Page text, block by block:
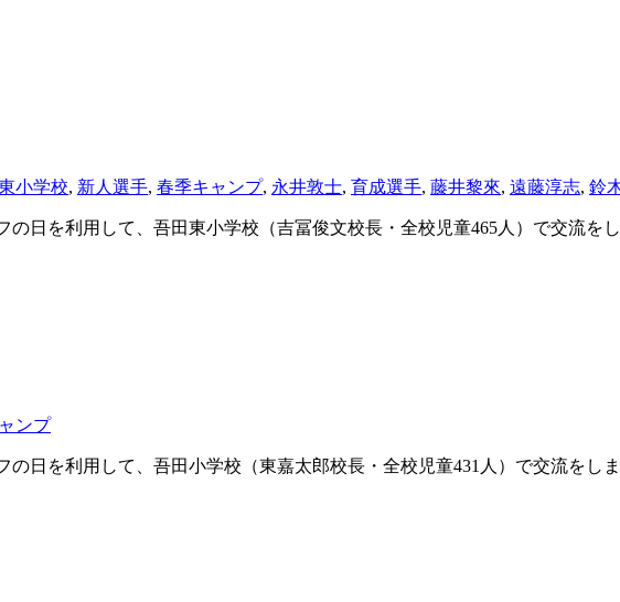
小学校, 新人選手, 春季キャンプ, 永井敦士, 育成選手, 藤井黎來, 遠藤淳志, 鈴
日を利用して、吾田東小学校（吉冨俊文校長・全校児童465人）で交流
ンプ
日を利用して、吾田小学校（東嘉太郎校長・全校児童431人）で交流を